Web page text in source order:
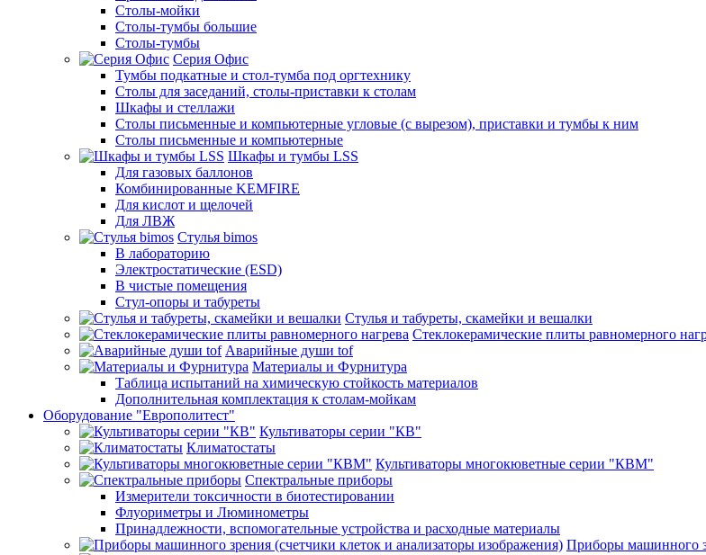
Столы-мойки
Столы-тумбы большие
Столы-тумбы
Серия Офис
Тумбы подкатные и стол-тумба под оргтехнику
Столы для заседаний, столы-приставки к столам
Шкафы и стеллажи
Столы письменные и компьютерные угловые (с вырезом), приставки и тумбы к ним
Столы письменные и компьютерные
Шкафы и тумбы LSS
Для газовых баллонов
Комбинированные KEMFIRE
Для кислот и щелочей
Для ЛВЖ
Стулья bimos
В лабораторию
Электростатические (ESD)
В чистые помещения
Стул-опоры и табуреты
Стулья и табуреты, скамейки и вешалки
Стеклокерамические плиты равномерного
Аварийные души tof
Материалы и Фурнитура
Таблица испытаний на химическую стойкость материалов
Дополнительная комплектация к столам-мойкам
Оборудование "Европолитест"
Культиваторы серии "КВ"
Климатостаты
Культиваторы многокюветные серии "КВМ"
Спектральные приборы
Измерители токсичности в биотестировании
Флуориметры и Люминометры
Принадлежности, вспомогательные устройства и расходные материалы
Приборы машинного